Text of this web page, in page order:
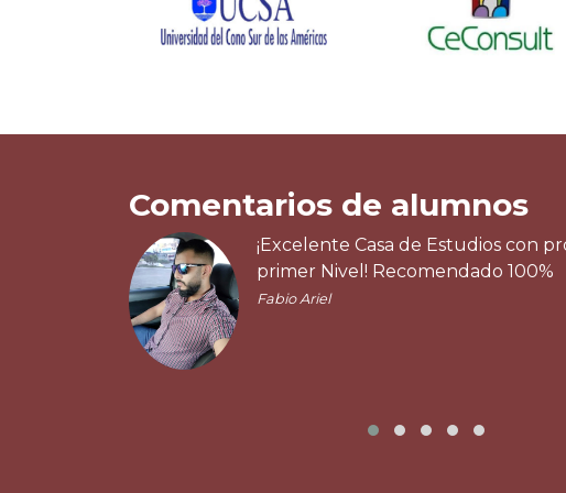
Comentarios de alumnos
¡Excelente Casa de Estudios con
primer Nivel! Recomendado 100%
Fabio Ariel